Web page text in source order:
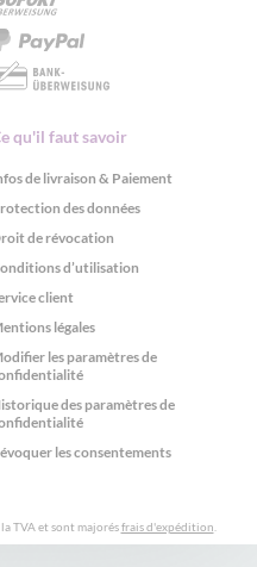
qu'il faut savoir
de livraison & Paiement
des données
de révocation
d’utilisation
client
légales
les paramètres de
des paramètres de
les consentements
TVA et sont majorésfrais d'expédition